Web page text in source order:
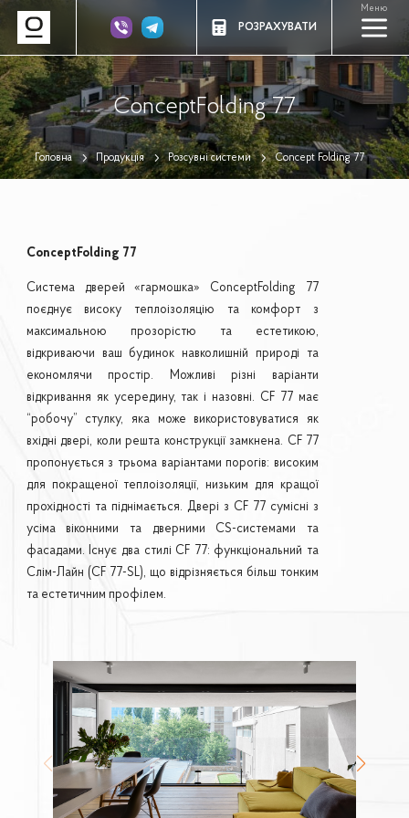
РОЗРАХУВАТИ
Меню
a
ConceptFolding 77
Головна Продукція Розсувні системи Concept Folding 77
ConceptFolding 77
Система дверей «гармошка» ConceptFolding 77
поєднує високу теплоізоляцію та комфорт з
максимальною прозорістю та естетикою,
відкриваючи ваш будинок навколишній природі та
економлячи простір. Можливі різні варіанти
відкривання як усередину, так і назовні. CF 77 має
“робочу” стулку, яка може використовуватися як
вхідні двері, коли решта конструкції замкнена. CF 77
пропонується з трьома варіантами порогів: високим
для покращеної теплоізоляції, низьким для кращої
прохідності та піднімається. Двері з CF 77 сумісні з
усіма віконними та дверними CS-системами та
фасадами. Існує два стилі CF 77: функціональний та
Слім-Лайн (CF 77-SL), що відрізняється більш тонким
та естетичним профілем.